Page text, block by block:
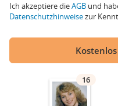
Ich akzeptiere dieAGB und
Datenschutzhinweisezur
16